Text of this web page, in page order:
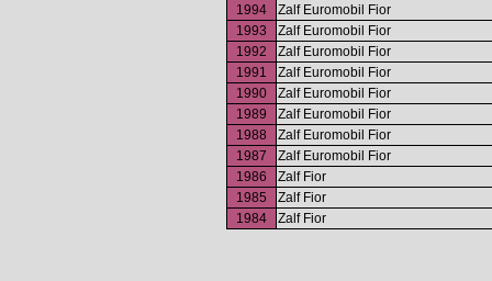
1994
Zalf Euromobil Fior
1993
Zalf Euromobil Fior
1992
Zalf Euromobil Fior
1991
Zalf Euromobil Fior
1990
Zalf Euromobil Fior
1989
Zalf Euromobil Fior
1988
Zalf Euromobil Fior
1987
Zalf Euromobil Fior
1986
Zalf Fior
1985
Zalf Fior
1984
Zalf Fior